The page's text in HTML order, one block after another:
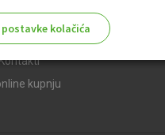
kupnju
kolačića